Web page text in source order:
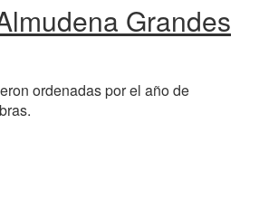
Grandes
ordenadas por el año de